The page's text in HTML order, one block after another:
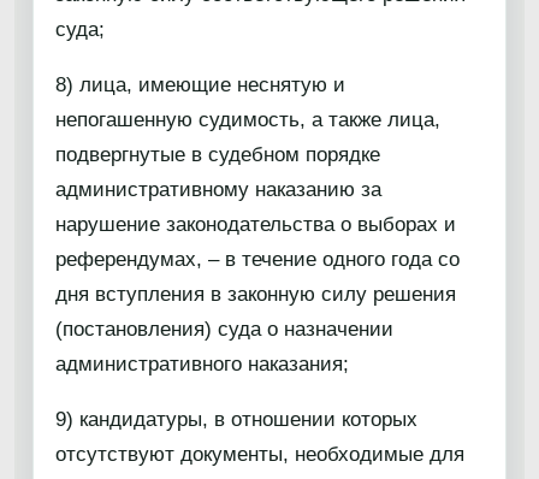
суда;
8) лица, имеющие неснятую и
непогашенную судимость, а также лица,
подвергнутые в судебном порядке
административному наказанию за
нарушение законодательства о выборах и
референдумах, – в течение одного года со
дня вступления в законную силу решения
(постановления) суда о назначении
административного наказания;
9) кандидатуры, в отношении которых
отсутствуют документы, необходимые для